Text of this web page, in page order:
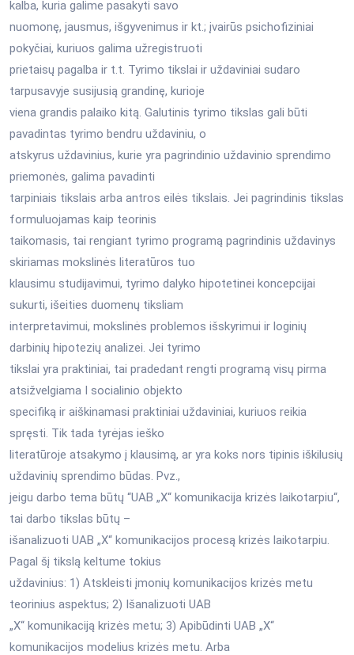
kalba, kuria galime pasakyti savo
nuomonę, jausmus, išgyvenimus ir kt.; įvairūs psichofiziniai
pokyčiai, kuriuos galima užregistruoti
prietaisų pagalba ir t.t. Tyrimo tikslai ir uždaviniai sudaro
tarpusavyje susijusią grandinę, kurioje
viena grandis palaiko kitą. Galutinis tyrimo tikslas gali būti
pavadintas tyrimo bendru uždaviniu, o
atskyrus uždavinius, kurie yra pagrindinio uždavinio sprendimo
priemonės, galima pavadinti
tarpiniais tikslais arba antros eilės tikslais. Jei pagrindinis tikslas
formuluojamas kaip teorinis
taikomasis, tai rengiant tyrimo programą pagrindinis uždavinys
skiriamas mokslinės literatūros tuo
klausimu studijavimui, tyrimo dalyko hipotetinei koncepcijai
sukurti, išeities duomenų tiksliam
interpretavimui, mokslinės problemos išskyrimui ir loginių
darbinių hipotezių analizei. Jei tyrimo
tikslai yra praktiniai, tai pradedant rengti programą visų pirma
atsižvelgiama I socialinio objekto
specifiką ir aiškinamasi praktiniai uždaviniai, kuriuos reikia
spręsti. Tik tada tyrėjas ieško
literatūroje atsakymo į klausimą, ar yra koks nors tipinis iškilusių
uždavinių sprendimo būdas. Pvz.,
jeigu darbo tema būtų “UAB „X“ komunikacija krizės laikotarpiu“,
tai darbo tikslas būtų –
išanalizuoti UAB „X“ komunikacijos procesą krizės laikotarpiu.
Pagal šį tikslą keltume tokius
uždavinius: 1) Atskleisti įmonių komunikacijos krizės metu
teorinius aspektus; 2) Išanalizuoti UAB
„X“ komunikaciją krizės metu; 3) Apibūdinti UAB „X“
komunikacijos modelius krizės metu. Arba